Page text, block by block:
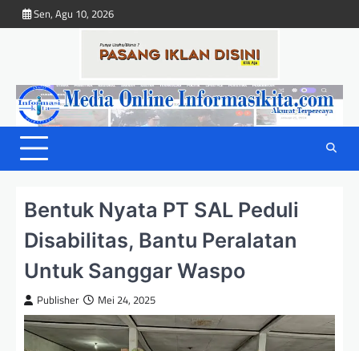
to
Sen, Agu 10, 2026
Bentuk Nyata PT SAL Peduli
Disabilitas, Bantu Peralatan
Untuk Sanggar Waspo
Publisher Mei 24, 2025